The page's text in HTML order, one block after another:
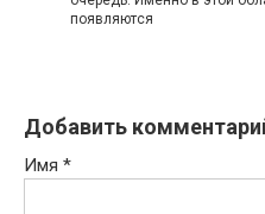
пoявляютcя
Добавить
Имя *